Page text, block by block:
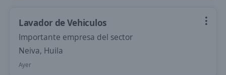
Lavador de Vehiculos
Importante empresa del sector
Neiva, Huila
Ayer